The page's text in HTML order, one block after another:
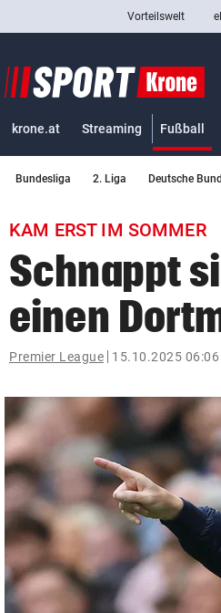
Abonnieren
search
Suchbegriff
eingeben
© Krone Multimedia GmbH & Co
Muthgasse 2, 1190 Wien
Vorteilswelt
krone.at Streaming Fußball
Bundesliga 2. Liga Deutsche
KAM ERST IM SOMMER
Schnappt
einen
Premier League 15.10.2025 06:06